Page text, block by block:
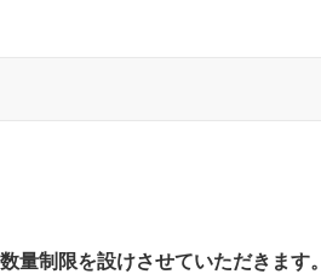
量制限を設けさせていただきます。